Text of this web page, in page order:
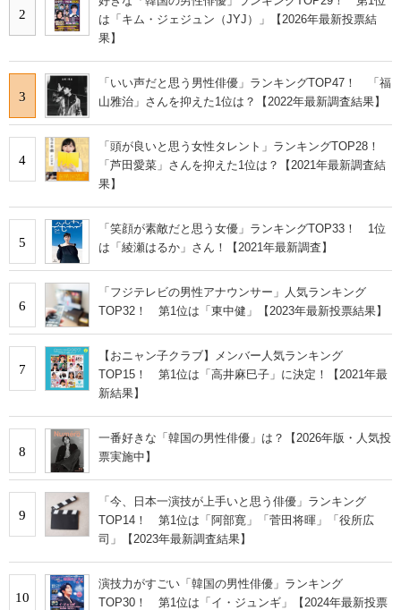
2
は「キム・ジェジュン（JYJ）」【2026年最新投票結
果】
3
「いい声だと思う男性俳優」ランキングTOP47！ 「福
山雅治」さんを抑えた1位は？【2022年最新調査結果】
4
「頭が良いと思う女性タレント」ランキングTOP28！
「芦田愛菜」さんを抑えた1位は？【2021年最新調査結
果】
5
「笑顔が素敵だと思う女優」ランキングTOP33！ 1位
は「綾瀬はるか」さん！【2021年最新調査】
6
「フジテレビの男性アナウンサー」人気ランキング
TOP32！ 第1位は「東中健」【2023年最新投票結果】
7
【おニャン子クラブ】メンバー人気ランキング
TOP15！ 第1位は「高井麻巳子」に決定！【2021年最
新結果】
8
一番好きな「韓国の男性俳優」は？【2026年版・人気投
票実施中】
9
「今、日本一演技が上手いと思う俳優」ランキング
TOP14！ 第1位は「阿部寛」「菅田将暉」「役所広
司」【2023年最新調査結果】
10
演技力がすごい「韓国の男性俳優」ランキング
TOP30！ 第1位は「イ・ジュンギ」【2024年最新投票